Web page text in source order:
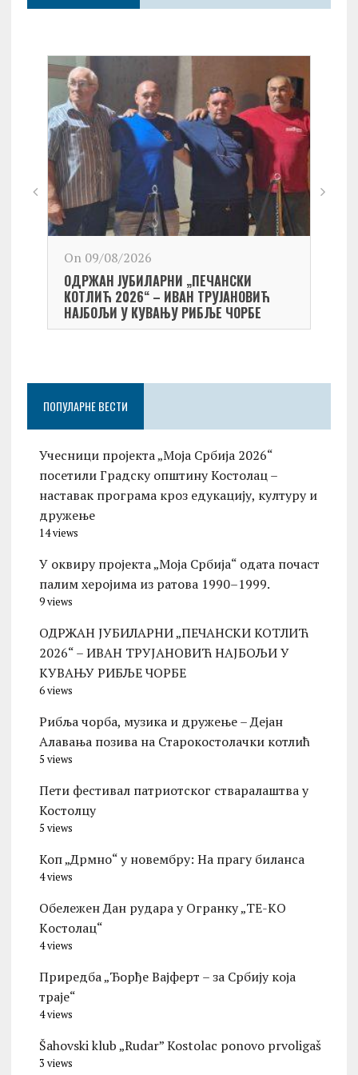
On 09/08/2026
ОДРЖАН ЈУБИЛАРНИ „ПЕЧАНСКИ
КОТЛИЋ 2026“ – ИВАН ТРУЈАНОВИЋ
НАЈБОЉИ У КУВАЊУ РИБЉЕ ЧОРБЕ
ПОПУЛАРНЕ ВЕСТИ
Учесници пројекта „Моја Србија 2026“
посетили Градску општину Костолац –
наставак програма кроз едукацију, културу и
дружење
14 views
У оквиру пројекта „Моја Србија“ одата почаст
палим херојима из ратова 1990–1999.
9 views
ОДРЖАН ЈУБИЛАРНИ „ПЕЧАНСКИ КОТЛИЋ
2026“ – ИВАН ТРУЈАНОВИЋ НАЈБОЉИ У
КУВАЊУ РИБЉЕ ЧОРБЕ
6 views
Рибља чорба, музика и дружење – Дејан
Алавања позива на Старокостолачки котлић
5 views
Пети фестивал патриотског стваралаштва у
Костолцу
5 views
Коп „Дрмно“ у новембру: На прагу биланса
4 views
Обележен Дан рудара у Огранку „ТЕ-KО
Kостолац“
4 views
Приредба „Ђорђе Вајферт – за Србију која
траје“
4 views
Šahovski klub „Rudar” Kostolac ponovo prvoligaš
3 views